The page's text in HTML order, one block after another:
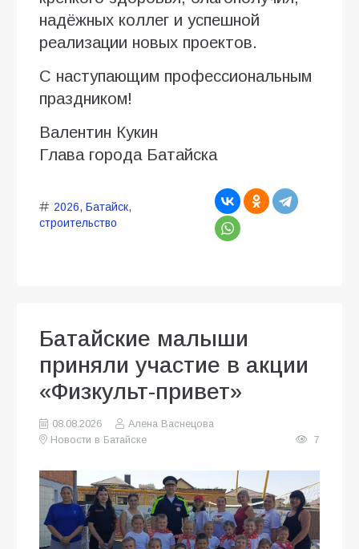
надёжных коллег и успешной
реализации новых проектов.
С наступающим профессиональным
праздником!
Валентин Кукин
Глава города Батайска
2026, Батайск,
строительство
Батайские малыши
приняли участие в акции
«Физкульт-привет»
08.08.2026
Алена Васнецова
Новости в Батайске
7